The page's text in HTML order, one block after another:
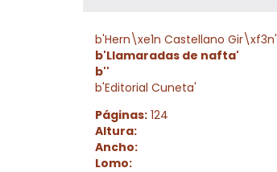
b'Hern\xe1n Castellano Gir\xf3n'
b'Llamaradas de nafta'
b''
b'Editorial Cuneta'
Páginas: 124
Altura:
Ancho:
Lomo: